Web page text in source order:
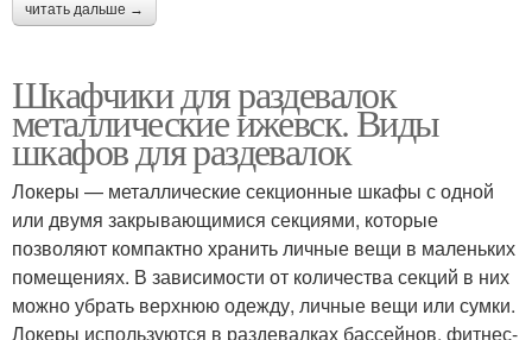
читать дальше →
Шкафчики для раздевалок
металлические ижевск. Виды
шкафов для раздевалок
Локеры — металлические секционные шкафы с одной
или двумя закрывающимися секциями, которые
позволяют компактно хранить личные вещи в маленьких
помещениях. В зависимости от количества секций в них
можно убрать верхнюю одежду, личные вещи или сумки.
Локеры используются в раздевалках бассейнов, фитнес-